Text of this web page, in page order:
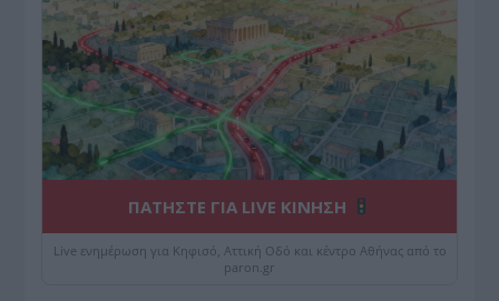
ΠΑΤΗΣΤΕ ΓΙΑ LIVE ΚΙΝΗΣΗ
Live ενημέρωση για Κηφισό, Αττική Οδό και κέντρο Αθήνας από το
paron.gr